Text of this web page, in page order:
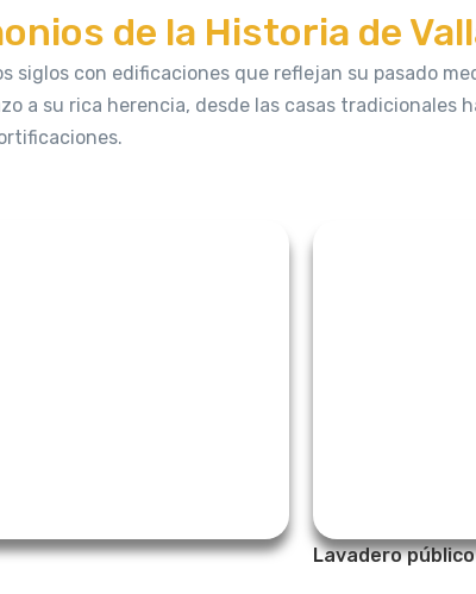
de la Historia de
con edificaciones que reflejan su pasado
a su rica herencia, desde las casas tradicionales
Lavadero público